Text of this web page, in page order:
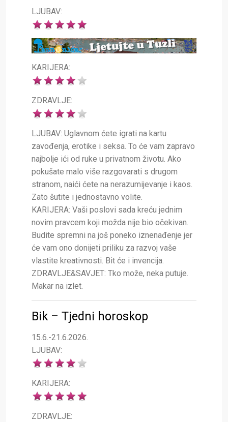
LJUBAV:
KARIJERA:
ZDRAVLJE:
LJUBAV: Uglavnom ćete igrati na kartu
zavođenja, erotike i seksa. To će vam zapravo
najbolje ići od ruke u privatnom životu. Ako
pokušate malo više razgovarati s drugom
stranom, naići ćete na nerazumijevanje i kaos.
Zato šutite i jednostavno volite.
KARIJERA: Vaši poslovi sada kreću jednim
novim pravcem koji možda nije bio očekivan.
Budite spremni na još poneko iznenađenje jer
će vam ono donijeti priliku za razvoj vaše
vlastite kreativnosti. Bit će i invencija.
ZDRAVLJE&SAVJET: Tko može, neka putuje.
Makar na izlet.
Bik – Tjedni horoskop
15.6.-21.6.2026.
LJUBAV:
KARIJERA:
ZDRAVLJE: